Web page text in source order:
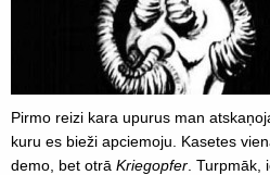
Pirmo reizi kara upurus man
kuru es bieži apciemoju. Kasetes
demo, bet otrā Kriegopfer .